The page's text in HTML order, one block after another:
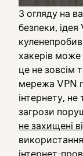
З огляду на
безпеки, ідея
хакерів
це не зовсім
мережа VPN
інтернету,
загрози
не захищені
інтернет-